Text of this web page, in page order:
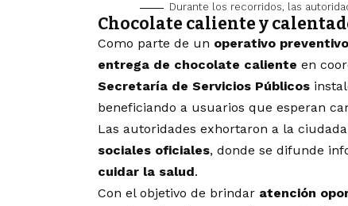
Durante los recorridos, las
Chocolate caliente y
Como parte de un operativo
entrega de chocolate caliente en
Secretaría de Servicios Públicos
beneficiando a usuarios que esperan
Las autoridades exhortaron a la
sociales oficiales, donde se difunde
cuidar la salud.
Con el objetivo de brindar atención